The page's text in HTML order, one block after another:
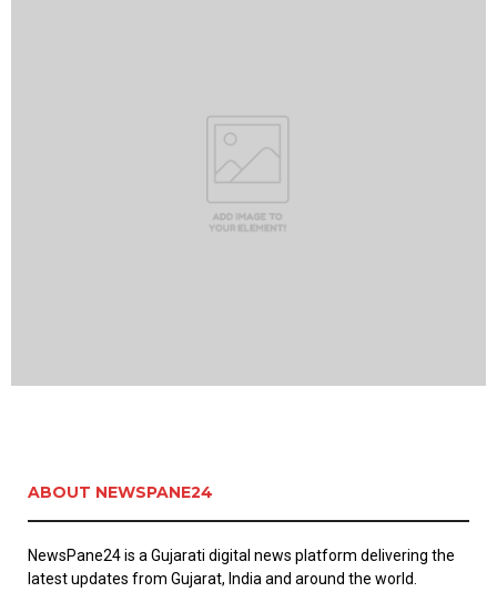
ABOUT NEWSPANE24
NewsPane24 is a Gujarati digital news platform delivering the
latest updates from Gujarat, India and around the world.